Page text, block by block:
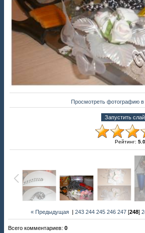
Просмотреть фотографию
Рейтинг: 5.0
« Предыдущая |243 244 245 246 247 [248]
Всего комментариев: 0